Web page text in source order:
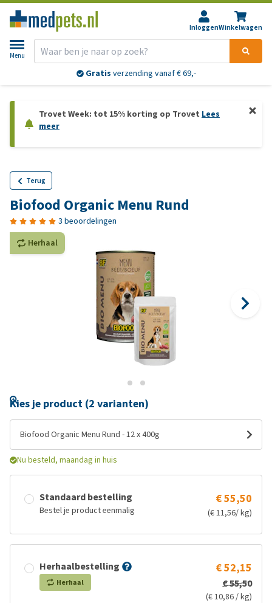
InloggenWinkelwagen
Menu
Gratis verzending vanaf € 69,-
Trovet Week: tot 15% korting op Trovet Lees
meer
Terug
Biofood Organic Menu Rund
3 beoordelingen
Herhaal
Kies je product (2 varianten)
Biofood Organic Menu Rund - 12 x 400g
Nu besteld, maandag in huis
Standaard bestelling
Bestel je product eenmalig
€ 55,50
(€ 11,56/ kg)
Herhaalbestelling
Herhaal
€ 52,15
€ 55,50
(€ 10,86 / kg)